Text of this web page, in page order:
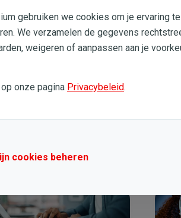
uur.
gebruiken we cookies om je ervaring
We verzamelen de gegevens
weigeren of aanpassen aan je
onze pagina Privacybeleid.
cookies beheren